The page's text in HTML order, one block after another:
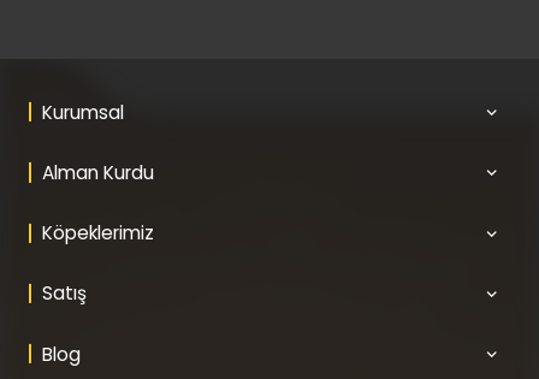
Kurumsal
Alman Kurdu
Köpeklerimiz
Satış
Blog